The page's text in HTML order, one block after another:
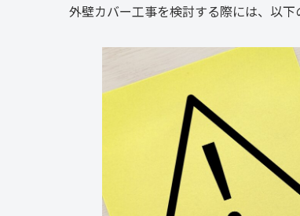
外壁カバー工事を検討する際には、以下